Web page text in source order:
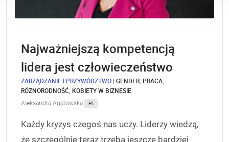
Najważniejszą kompetencją
lidera jest człowieczeństwo
ZARZĄDZANIE I PRZYWÓDZTWO | GENDER PRACA
RÓŻNORODNOŚĆ KOBIETY W BIZNESIE
Aleksandra Agatowska PL
Każdy kryzys czegoś nas uczy. Liderzy wiedzą,
że szczególnie teraz trzeba jeszcze bardziej